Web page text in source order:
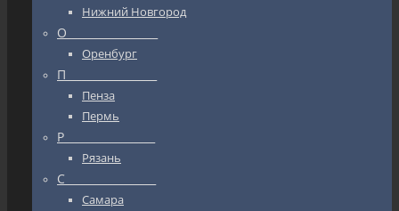
Нижний Новгород
О_________________
Оренбург
П_________________
Пенза
Пермь
Р_________________
Рязань
С_________________
Самара